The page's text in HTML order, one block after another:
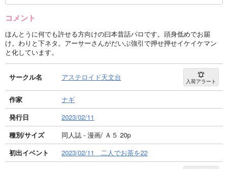
コメント
ほんとうに何でも許せる方向けの曰本昔話パロです。頭身低めでお届
け。わりと下ネタ。アーサーさんがだいぶ強引で押せ押せイケイケマン
と化しています。
サークル名 アステロイド天文台 入荷アラート
作家
ナギ
発行日
2023/02/11
種別/サイズ
同人誌 - 漫画/ Ａ５ 20p
初出イベント
2023/02/11 二人でお茶を22